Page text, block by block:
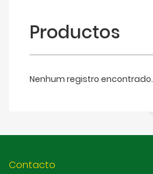
Productos
Nenhum registro encontrado.
Contacto